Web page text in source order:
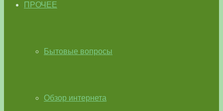
ПРОЧЕЕ
Бытовые вопросы
Обзор интернета